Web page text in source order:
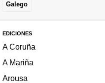
Galego
EDICIONES
A Coruña
A Mariña
Arousa